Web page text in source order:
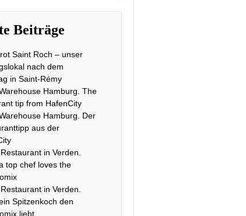
Beiträge
Saint Roch – unser
nach dem
in Saint-Rémy
Hamburg. The
tip from HafenCity
Hamburg. Der
aus der
in Verden.
top chef loves the
in Verden.
Spitzenkoch den
liebt